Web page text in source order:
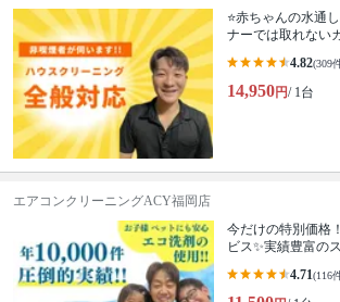
⭐️赤ちゃんの水通
ナーでは取れない
4.82(309
14,950円/ 1台
エアコンクリーニングACY福岡店
今だけの特別価格
ビス✨実績豊富の
4.71(116